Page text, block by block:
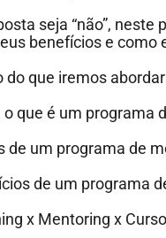
seja “não”,
benefícios e como
do que iremos
o que é um programa
de um programa de
de um programa
x Mentoring x